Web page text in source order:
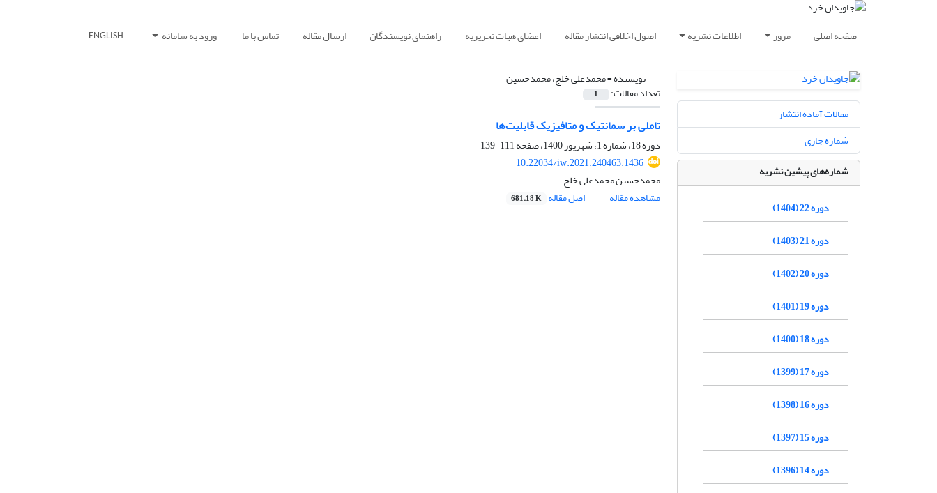
صفحه اصلی مرور اطلاعات نشریه اصول اخلاقی انتشار مقاله اعضای هیات تحریریه راهنمای نویسندگان ارسال مقاله تماس با ما ورود به سامانه ENGLISH
نویسنده =محمدعلی خلج، محمدحسین
تعداد مقالات: 1
تاملی بر سمانتیک و متافیزیک قابلیت‌ها
دوره 18، شماره 1، شهریور 1400، صفحه
111-139
10.22034/iw.2021.240463.1436
محمدحسین محمدعلی خلج
مشاهده مقاله
اصل مقاله 681.18 K
مقالات آماده انتشار
شماره جاری
شماره‌های پیشین نشریه
دوره 22 (1404)
دوره 21 (1403)
دوره 20 (1402)
دوره 19 (1401)
دوره 18 (1400)
دوره 17 (1399)
دوره 16 (1398)
دوره 15 (1397)
دوره 14 (1396)